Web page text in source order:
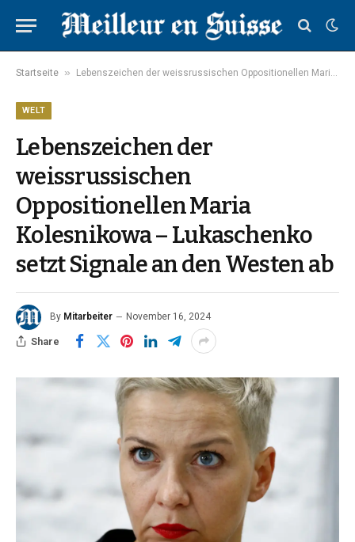
Startseite » Lebenszeichen der weissrussischen Oppositionellen Maria Kolesnikowa – Lukaschenko setzt Signale an den Westen ab
WELT
Lebenszeichen der
weissrussischen
Oppositionellen Maria
Kolesnikowa – Lukaschenko
setzt Signale an den Westen ab
By Mitarbeiter November 16, 2024
Share